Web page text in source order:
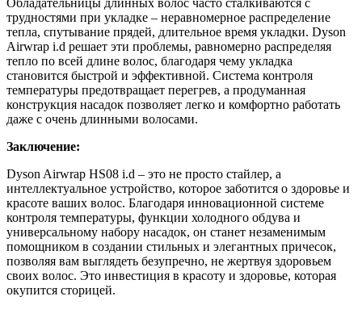
трудностями при укладке – неравномерное распределение
тепла, спутывание прядей, длительное время укладки. Dyson
Airwrap i.d решает эти проблемы, равномерно распределяя
тепло по всей длине волос, благодаря чему укладка
становится быстрой и эффективной. Система контроля
температуры предотвращает перегрев, а продуманная
конструкция насадок позволяет легко и комфортно работать
даже с очень длинными волосами.
Заключение:
Dyson Airwrap HS08 i.d – это не просто стайлер, а
интеллектуальное устройство, которое заботится о здоровье и
красоте ваших волос. Благодаря инновационной системе
контроля температуры, функции холодного обдува и
универсальному набору насадок, он станет незаменимым
помощником в создании стильных и элегантных причесок,
позволяя вам выглядеть безупречно, не жертвуя здоровьем
своих волос. Это инвестиция в красоту и здоровье, которая
окупится сторицей.